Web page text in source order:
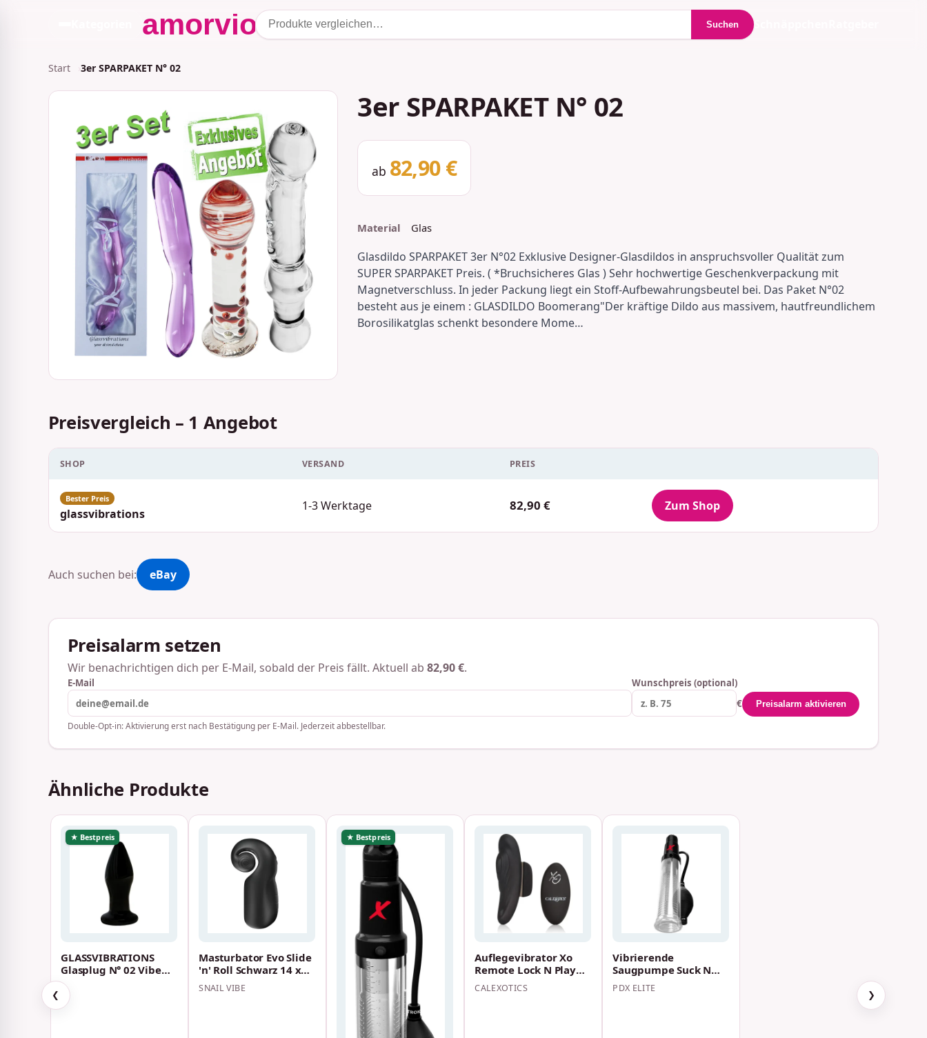
Suchen
Start 3er SPARPAKET N° 02
3er SPARPAKET N° 02
ab 82,90 €
Material Glas
Glasdildo SPARPAKET 3er N°02 Exklusive Designer-Glasdildos in anspruchsvoller Qualität zum
SUPER SPARPAKET Preis. ( *Bruchsicheres Glas ) Sehr hochwertige Geschenkverpackung mit
Magnetverschluss. In jeder Packung liegt ein Stoff-Aufbewahrungsbeutel bei. Das Paket N°02
besteht aus je einem : GLASDILDO Boomerang"Der kräftige Dildo aus massivem, hautfreundlichem
Borosilikatglas schenkt besondere Mome…
Preisvergleich – 1 Angebot
SHOP VERSAND PREIS
glassvibrations
1-3 Werktage 82,90 € Zum Shop
Auch suchen bei: eBay
Preisalarm setzen
Wir benachrichtigen dich per E-Mail, sobald der Preis fällt. Aktuell ab 82,90 €.
E-Mail
Wunschpreis (optional)
€
Preisalarm aktivieren
Double-Opt-in: Aktivierung erst nach Bestätigung per E-Mail. Jederzeit abbestellbar.
Ähnliche Produkte
❮
★ Bestpreis
GLASSVIBRATIONS
Glasplug N° 02 Vibe
black 10 Speed,
Fernbedienung, (US…
Masturbator Evo Slide
'n' Roll Schwarz 14 x
3,5 cm
SNAIL VIBE
★ Bestpreis
Auflegevibrator Xo
Remote Lock N Play
Panty Teaser
CALEXOTICS
Vibrierende
Saugpumpe Suck N
Pump mit Stroker
PDX ELITE
❯